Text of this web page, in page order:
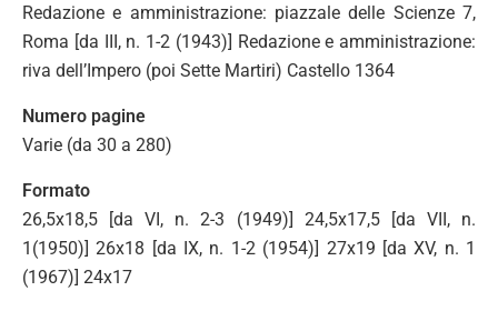
Redazione e amministrazione: piazzale delle Scienze 7,
Roma [da III, n. 1-2 (1943)] Redazione e amministrazione:
riva dell’Impero (poi Sette Martiri) Castello 1364
Numero pagine
Varie (da 30 a 280)
Formato
26,5x18,5 [da VI, n. 2-3 (1949)] 24,5x17,5 [da VII, n.
1(1950)] 26x18 [da IX, n. 1-2 (1954)] 27x19 [da XV, n. 1
(1967)] 24x17